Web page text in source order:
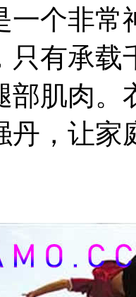
个非常
只有承载
部肌肉
丹，让